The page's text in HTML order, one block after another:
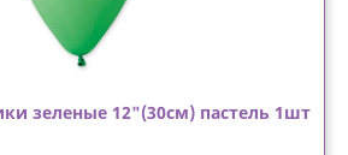
зеленые 12"(30см) пастель 1шт